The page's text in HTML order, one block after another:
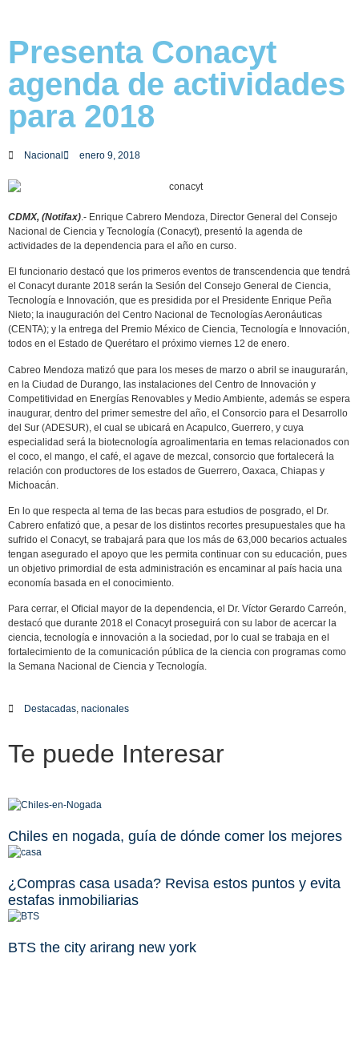
Presenta Conacyt
agenda de actividades
para 2018
Nacional enero 9, 2018
CDMX, (Notifax).- Enrique Cabrero Mendoza, Director General del Consejo
Nacional de Ciencia y Tecnología (Conacyt), presentó la agenda de
actividades de la dependencia para el año en curso.
El funcionario destacó que los primeros eventos de transcendencia que tendrá
el Conacyt durante 2018 serán la Sesión del Consejo General de Ciencia,
Tecnología e Innovación, que es presidida por el Presidente Enrique Peña
Nieto; la inauguración del Centro Nacional de Tecnologías Aeronáuticas
(CENTA); y la entrega del Premio México de Ciencia, Tecnología e Innovación,
todos en el Estado de Querétaro el próximo viernes 12 de enero.
Cabreo Mendoza matizó que para los meses de marzo o abril se inaugurarán,
en la Ciudad de Durango, las instalaciones del Centro de Innovación y
Competitividad en Energías Renovables y Medio Ambiente, además se espera
inaugurar, dentro del primer semestre del año, el Consorcio para el Desarrollo
del Sur (ADESUR), el cual se ubicará en Acapulco, Guerrero, y cuya
especialidad será la biotecnología agroalimentaria en temas relacionados con
el coco, el mango, el café, el agave de mezcal, consorcio que fortalecerá la
relación con productores de los estados de Guerrero, Oaxaca, Chiapas y
Michoacán.
En lo que respecta al tema de las becas para estudios de posgrado, el Dr.
Cabrero enfatizó que, a pesar de los distintos recortes presupuestales que ha
sufrido el Conacyt, se trabajará para que los más de 63,000 becarios actuales
tengan asegurado el apoyo que les permita continuar con su educación, pues
un objetivo primordial de esta administración es encaminar al país hacia una
economía basada en el conocimiento.
Para cerrar, el Oficial mayor de la dependencia, el Dr. Víctor Gerardo Carreón,
destacó que durante 2018 el Conacyt proseguirá con su labor de acercar la
ciencia, tecnología e innovación a la sociedad, por lo cual se trabaja en el
fortalecimiento de la comunicación pública de la ciencia con programas como
la Semana Nacional de Ciencia y Tecnología.
Destacadas nacionales
Te puede Interesar
Chiles en nogada, guía de dónde comer los mejores
¿Compras casa usada? Revisa estos puntos y evita
estafas inmobiliarias
BTS the city arirang new york